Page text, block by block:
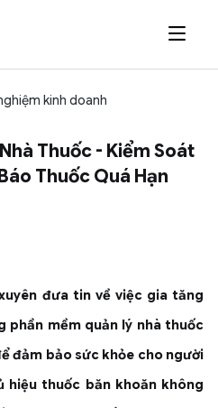

kinh doanh
Thuốc - Kiểm Soát
Thuốc Quá Hạn
đưa tin về việc gia tăng
phần mềm quản lý nhà thuốc
đảm bảo sức khỏe cho người
hiệu thuốc băn khoăn không